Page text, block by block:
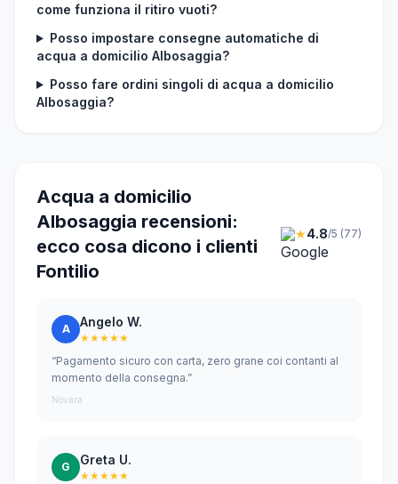
come funziona il ritiro vuoti?
Posso impostare consegne automatiche di
acqua a domicilio Albosaggia?
Posso fare ordini singoli di acqua a domicilio
Albosaggia?
Acqua a domicilio
Albosaggia recensioni:
ecco cosa dicono i clienti
Fontilio
★4.8/5 (77)
A Angelo W.
★★★★★
“Pagamento sicuro con carta, zero grane coi contanti al
momento della consegna.”
Novara
G Greta U.
★★★★★